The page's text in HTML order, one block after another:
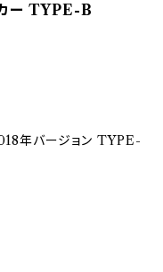
ー TYPE-B
年バージョン TYPE-